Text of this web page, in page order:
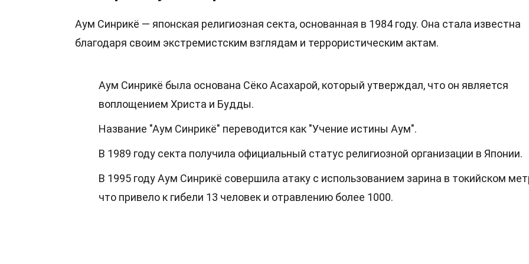
Аум Синрикё — японская религиозная секта, основанная в 1984 году. Она стала известна
благодаря своим экстремистским взглядам и террористическим актам.
Аум Синрикё была основана Сёко Асахарой, который утверждал, что он является
воплощением Христа и Будды.
Название "Аум Синрикё" переводится как "Учение истины Аум".
В 1989 году секта получила официальный статус религиозной организации в Японии.
В 1995 году Аум Синрикё совершила атаку с использованием зарина в токийском
что привело к гибели 13 человек и отравлению более 1000.